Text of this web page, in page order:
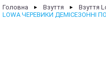
Головна ► Взуття ► Взуття
LOWA ЧЕРЕВИКИ ДЕМІСЕЗОННІ